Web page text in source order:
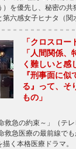
）を優先し、秘密の
第六感女子ヒナタ（
「クロスロー
「人間関係
く難しいと感
『刑事面に
る』って、そ
もの」
急の約束～」（テ
急医療の最前線でも
く本格医療ドラマ。